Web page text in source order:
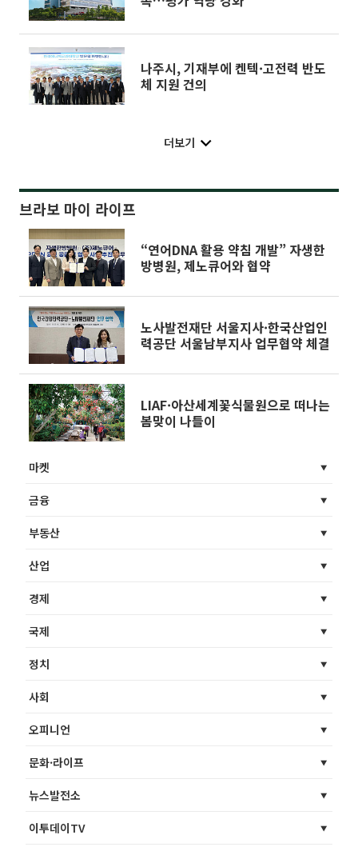
나주시, 기재부에 켄텍·고전력 반도
체 지원 건의
더보기
브라보 마이 라이프
“연어DNA 활용 약침 개발” 자생한
방병원, 제노큐어와 협약
노사발전재단 서울지사·한국산업인
력공단 서울남부지사 업무협약 체결
LIAF·아산세계꽃식물원으로 떠나는
봄맞이 나들이
마켓
금융
부동산
산업
경제
국제
정치
사회
오피니언
문화·라이프
뉴스발전소
이투데이TV